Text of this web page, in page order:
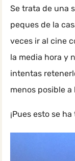
Se trata de una
peques de la
veces ir al cine
la media hora y
intentas
menos posible a
¡Pues esto se